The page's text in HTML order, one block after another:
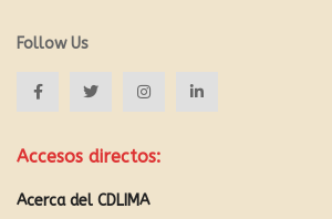
Follow Us
Accesos directos:
Acerca del CDLIMA